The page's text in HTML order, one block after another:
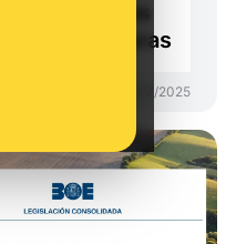
solares y las
temperaturas
28/07/2025